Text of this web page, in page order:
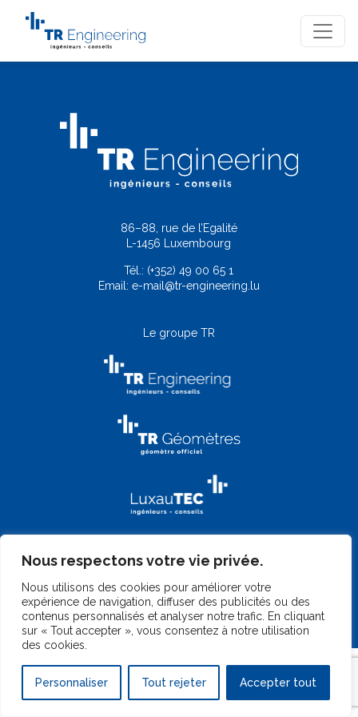
Nous respectons votre vie privée.
Nous utilisons des cookies pour améliorer votre
expérience de navigation, diffuser des publicités ou des
contenus personnalisés et analyser notre trafic. En cliquant
sur « Tout accepter », vous consentez à notre utilisation
des cookies.
Personnaliser Tout rejeter Accepter tout
Le groupe TR
86–88, rue de l’Egalité
L-1456 Luxembourg
Tél.: (+352) 49 00 65 1
Email: e-mail@tr-engineering.lu
©2026 TR-Engineering | Gérer mes cookies | Mentions légales
|
Design byMarc Wilmes Design | Website byTelkea Group